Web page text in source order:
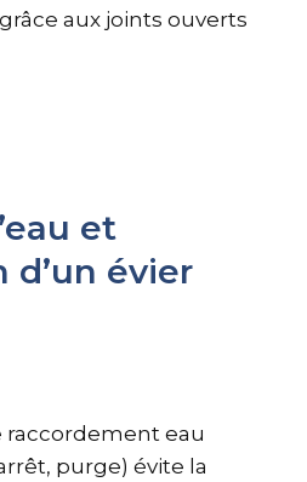
aux joints ouverts
et
d’un évier
raccordement eau
purge) évite la